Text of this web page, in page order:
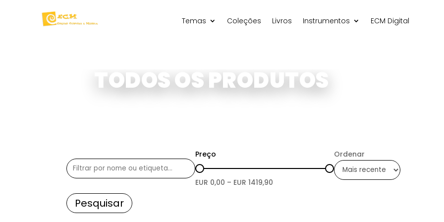
Temas Coleções Livros Instrumentos ECM Digital
TODOS OS PRODUTOS
Preço
EUR 0,00 – EUR1419,90
Ordenar
Pesquisar